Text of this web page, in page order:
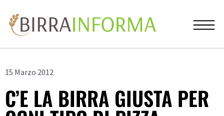
15 Marzo 2012
C’E LA BIRRA GIUSTA PER